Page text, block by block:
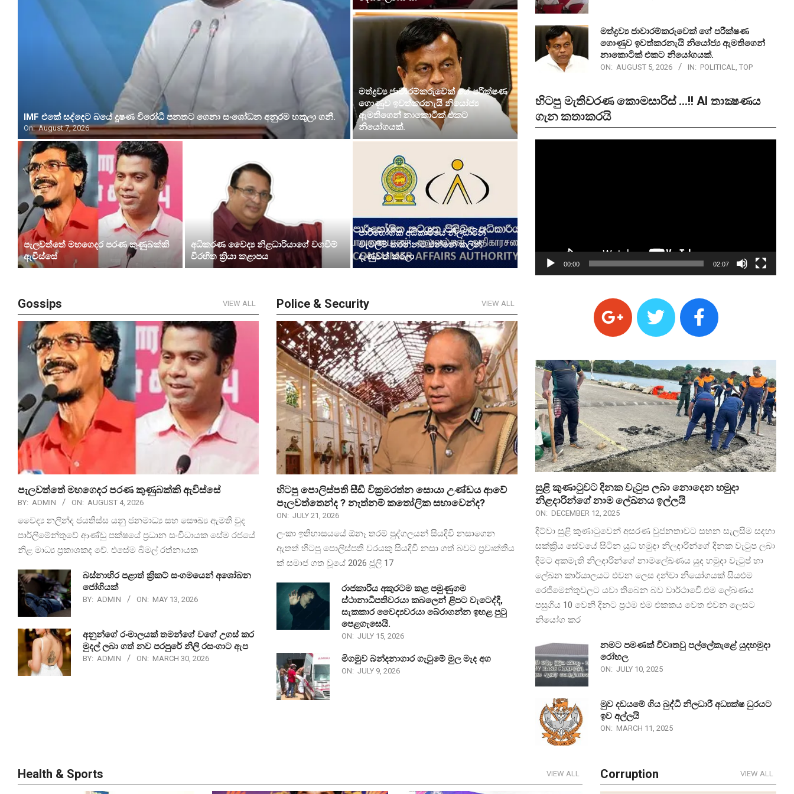
IMF එකේ සද්දෙට බයේ දූෂණ විරෝධී පනතට ගෙනා සංශෝධන අනුරම හකුලා ගනී.
On: August 7, 2026
මත්ද්‍රව්‍ය ජාවාරම්කරුවෙක් ගේ පරීක්ෂණ
ගොණුව ඉවත්කරනැයි නියෝජ්‍ය
ඇමතිගෙන් නාකොටික් එකට
නියෝගයක්.
පැලවත්තේ මහගෙදර පරණ කුණුබක්කි
ඇවිස්සේ
අධිකරණ වෛද්‍ය නිළධාරියාගේ වගවීම්
විරහිත ක්‍රියා කළාපය
පාරිභෝගික අධිකාරියේ නිලධාරින්
වැටලීම් කරන්නට එන්නේ කලින්
දැණුවත් කරලා
මත්ද්‍රව්‍ය ජාවාරම්කරුවෙක් ගේ පරීක්ෂණ
ගොණුව ඉවත්කරනැයි නියෝජ්‍ය ඇමතිගෙන්
නාකොටික් එකට නියෝගයක්.
ON: AUGUST 5, 2026 IN: POLITICAL, TOP
හිටපු මැතිවරණ කොමසාරිස් …!! AI තාක්‍ෂණය
ගැන කතාකරයි
00:00 02:07
Gossips VIEW ALL
පැලවත්තේ මහගෙදර පරණ කුණුබක්කි ඇවිස්සේ
BY: ADMIN ON: AUGUST 4, 2026
වෛද්‍ය නලින්ද ජයතිස්ස යනු ජනමාධ්‍ය සහ සෞඛ්‍ය ඇමති වුද
පාර්ලිමේන්තුවේ ආණ්ඩු පක්ෂයේ ප්‍රධාන සංවිධායක සේම රජයේ
නිළ මාධ්‍ය ප්‍රකාශකද වේ. එසේම බිමල් රත්නායක
බස්නාහිර පළාත් ක්‍රිකට් සංගමයෙන් අශෝබන
ජෝගියක්
BY: ADMIN ON: MAY 13, 2026
අනුන්ගේ රංමාලයක් තමන්ගේ වගේ උගස් කර
මුදල් ලබා ගත් නව පරපුරේ නිලි රසංගාට ඇප
BY: ADMIN ON: MARCH 30, 2026
Police & Security VIEW ALL
හිටපු පොලිස්පති සීඩී වික්‍රමරත්න සොයා උණ්ඩය ආවේ
පැලවත්තෙන්ද ? නැත්නම් කතෝලික සභාවෙන්ද?
ON: JULY 21, 2026
ලංකා ඉතිහාසයයේ ඕනෑ තරම් පුද්ගලයන් සියදිවි නසාගෙන
ඇතත් හිටපු පොලිස්පති වරයකු සියදිවි නසා ගත් බවට ප්‍රවෘත්තිය
ක් සමාජ ගත වූයේ 2026 ජූලි 17
රාජකාරිය අකුරටම කළ පමුණුගම
ස්ථානාධිපතිවරයා කබලෙන් ළිපට වැටෙද්දී,
සැකකාර වෛද්‍යවරයා බේරාගන්න ඉහළ පුටු
පෙළගැසෙයි.
ON: JULY 15, 2026
මිගමුව බන්දනාගාර ගැටුමේ මුල මැද අග
ON: JULY 9, 2026
සුළි කුණාටුවට දිනක වැටුප ලබා නොදෙන හමුදා
නිළදාරින්ගේ නාම ලේඛනය ඉල්ලයි
ON: DECEMBER 12, 2025
දිට්වා සුළි කුණාටුවෙන් අසරණ වුජනතාවට සහන සැලසිම සදහා
සක්ක්‍රිය සේවයේ සිටින යුධ හමුදා නිලදාරින්ගේ දිනක වැටුප ලබා
දිමට අකමැති නිලදාරින්ගේ නාමලේඛණය යුද හමුදා වැටුප් හා
ලේඛන කාර්යාලයට එවන ලෙස දන්වා නියෝගයක් සියළුම
රෙජිමෙන්තුවලට යවා තිබෙන බව වාර්ථාවෙි.එම ලේඛණය
පසුගිය 10 වෙනි දිනට ප්‍රථම එම එකකය වෙත එවන ලෙසට
නියෝග කර
නමට පමණක් විවෘතවු පල්ලේකැළේ යුදහමුදා
රෝහල
ON: JULY 10, 2025
මුව දඩයමේ ගිය බුද්ධි නිලධාරී අධ්‍යක්ෂ ධුරයට
ඉව අල්ලයි
ON: MARCH 11, 2025
Health & Sports VIEW ALL Corruption VIEW ALL